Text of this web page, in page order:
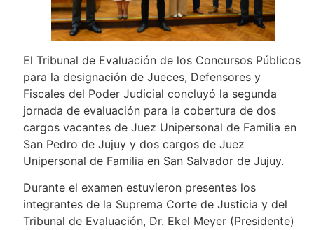
El Tribunal de Evaluación de los Concursos Públicos
para la designación de Jueces, Defensores y
Fiscales del Poder Judicial concluyó la segunda
jornada de evaluación para la cobertura de dos
cargos vacantes de Juez Unipersonal de Familia en
San Pedro de Jujuy y dos cargos de Juez
Unipersonal de Familia en San Salvador de Jujuy.
Durante el examen estuvieron presentes los
integrantes de la Suprema Corte de Justicia y del
Tribunal de Evaluación, Dr. Ekel Meyer (Presidente)